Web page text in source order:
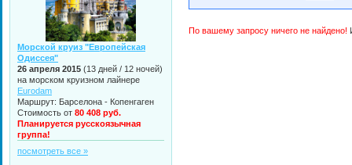
По вашему запросу ничего не найдено!
Морской круиз "Европейская
Одиссея"
26 апреля 2015 (13 дней / 12 ночей)
на морском круизном лайнере
Eurodam
Маршрут: Барселона - Копенгаген
Стоимость от 80 408 руб.
Планируется русскоязычная
группа!
посмотреть все »